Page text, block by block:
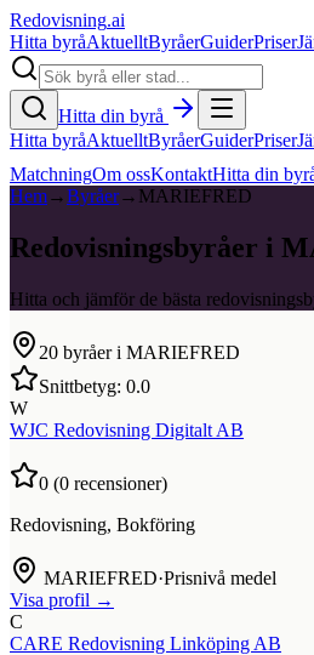
Redovisning.ai
Hitta byråAktuelltByråerGuiderPriser
Hitta din byrå
Hitta byråAktuelltByråerGuiderPriser
MatchningOm ossKontaktHitta din
Hem→Byråer→ MARIEFRED
Redovisningsbyråer i
Hitta och jämför de bästa
20 byråer i MARIEFRED
Snittbetyg: 0.0
W
WJC Redovisning Digitalt AB
0 (0 recensioner)
Redovisning, Bokföring
MARIEFRED·Prisnivå medel
Visa profil →
C
CARE Redovisning Linköping AB